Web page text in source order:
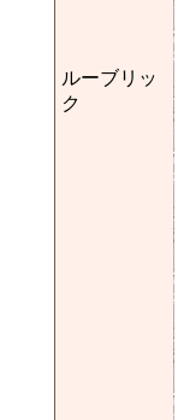
ルーブリッ
ク